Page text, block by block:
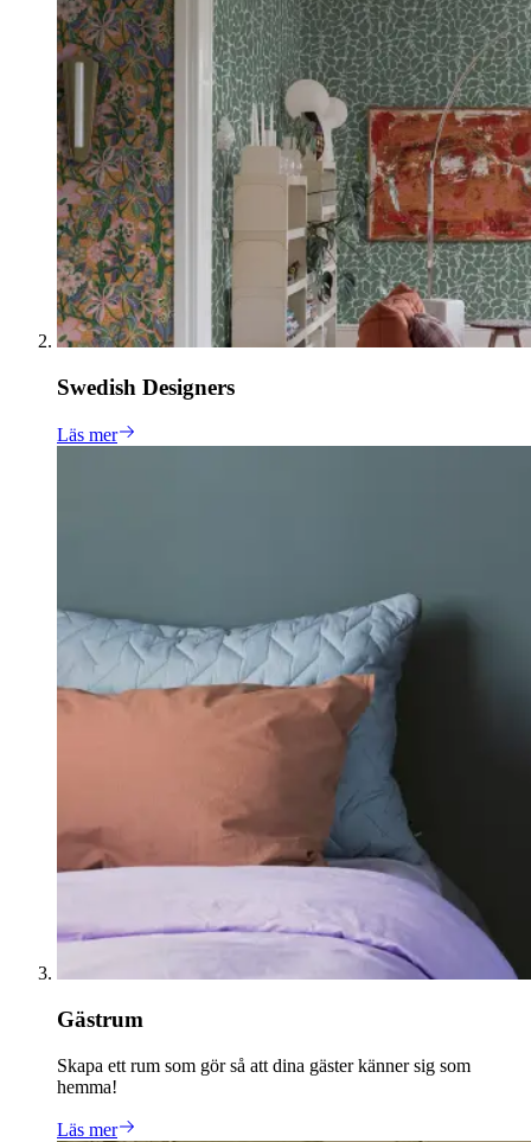
Swedish Designers
Läs mer
Gästrum
Skapa ett rum som gör så att dina gäster känner sig som
hemma!
Läs mer